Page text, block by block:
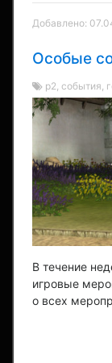
Добавлено:
Особые
р2, события,
В течение
игровые
о всех